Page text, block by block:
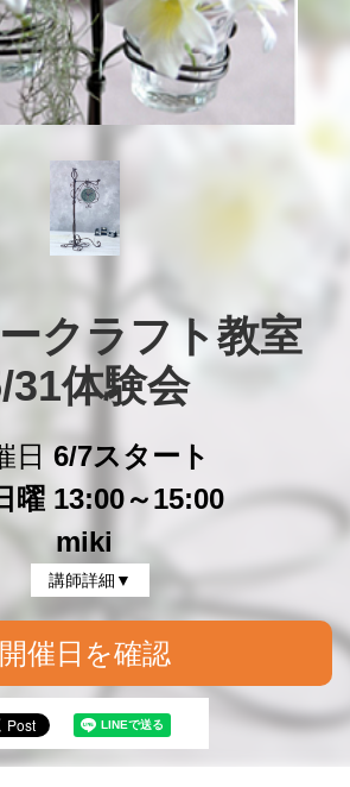
クラフト教室
31体験会
日 6/7スタート
曜 13:00～15:00
miki
講師詳細▼
開催日を確認